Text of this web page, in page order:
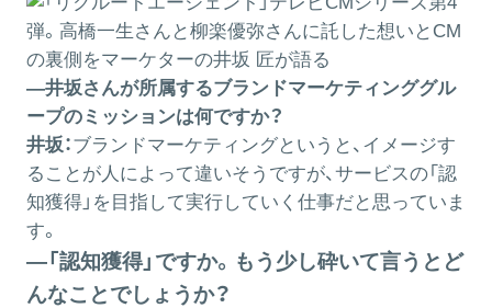
―井坂さんが所属するブランドマーケティンググル
ープのミッションは何ですか？
井坂：ブランドマーケティングというと、イメージす
ることが人によって違いそうですが、サービスの「認
知獲得」を目指して実行していく仕事だと思っていま
す。
―「認知獲得」ですか。もう少し砕いて言うとど
んなことでしょうか？